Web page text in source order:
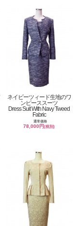
ネイビーツィード生地のワ
ンピーススーツ
Dress Suit With Navy Tweed
Fabric
通常価格
78,000円(税別)